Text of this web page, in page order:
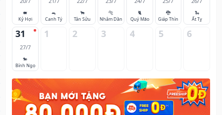
🐖
Kỷ Hợi
🐀
Canh Tý
🐂
Tân Sửu
🐅
Nhâm Dần
🐈
Quý Mão
🐉
Giáp Thìn
🐍
Ất Tỵ
31
27/7
🐎
Bính Ngọ
1 2 3 4 5 6